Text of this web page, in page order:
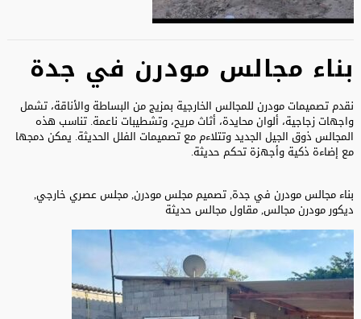
بناء مجالس مودرن في جدة
نقدم تصميمات مودرن للمجالس الخارجية بمزيج من البساطة والأناقة، تشمل
واجهات زجاجية، ألوان محايدة، أثاث مريح، وتشطيبات ناعمة. تناسب هذه
المجالس ذوق الجيل الجديد وتتلاءم مع تصميمات الفلل الحديثة. يمكن دمجها
مع إضاءة ذكية وأجهزة تحكم حديثة.
بناء مجالس مودرن في جدة, تصميم مجلس مودرن, مجلس عصري خارجي,
ديكور مودرن مجالس, مقاول مجالس حديثة